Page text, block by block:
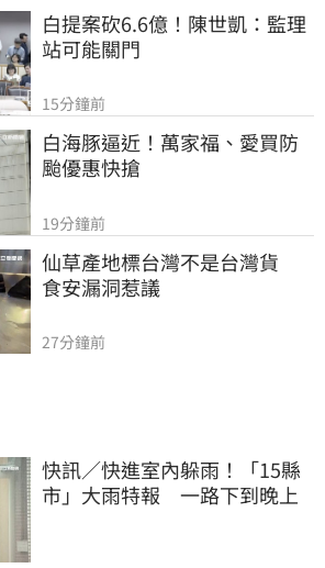
白提案砍6.6億！陳世凱：監理
站可能關門
15分鐘前
白海豚逼近！萬家福、愛買防
颱優惠快搶
19分鐘前
仙草產地標台灣不是台灣貨
食安漏洞惹議
27分鐘前
快訊／快進室內躲雨！「15縣
市」大雨特報 一路下到晚上